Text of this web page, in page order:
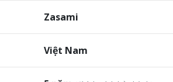
Zasami
Việt Nam